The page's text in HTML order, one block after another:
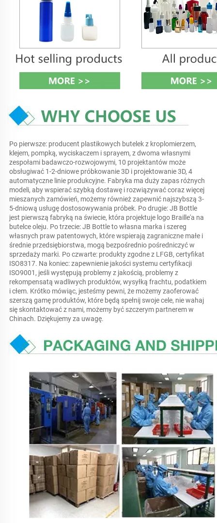
Po pierwsze: producent plastikowych butelek z kroplomierzem,
klejem, pompką, wyciskaczem i sprayem, z dwoma własnymi
zespołami badawczo-rozwojowymi, 10 projektantów może
obsługiwać 1-2-dniowe próbkowanie 3D i projektowanie 3D, 4
automatyczne linie produkcyjne. Fabryka ma duży zapas różnych
modeli, aby wspierać szybką dostawę i rozwiązywać coraz więcej
mieszanych zamówień, możemy również zapewnić najszybszą 3-
5-dniową usługę dostosowywania próbek. Po drugie: JB Bottle
jest pierwszą fabryką na świecie, która projektuje logo Braille'a na
butelce oleju. Po trzecie: JB Bottle to własna marka i szereg
własnych praw patentowych, które wspierają zagraniczne małe i
średnie przedsiębiorstwa, mogą bezpośrednio pośredniczyć w
sprzedaży marki. Po czwarte: produkty zgodne z LFGB, certyfikat
ISO8317. Na koniec: zapewnienie jakości systemu certyfikacji
ISO9001, jeśli występują problemy z jakością, problemy z
rekompensatą wadliwych produktów, wysyłką frachtu, podatkiem
i cłem. Krótko mówiąc, jesteśmy pewni, że możemy zaoferować
szerszą gamę produktów, które będą spełnij swoje cele, nie wahaj
się skontaktować z nami, możemy być szczerym partnerem w
Chinach. Dziękujemy za uwagę.